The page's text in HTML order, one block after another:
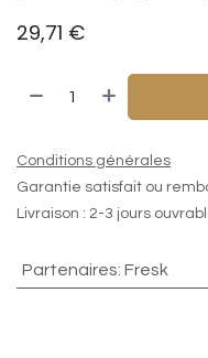
29,71 €
Conditions générales
Garantie satisfait ou
Livraison : 2-3 jours
Partenaires: Fresk